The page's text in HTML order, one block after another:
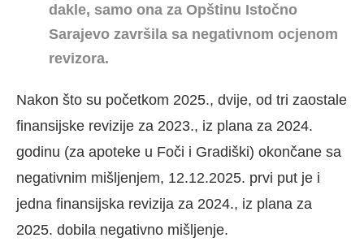
dakle, samo ona za Opštinu Istočno
Sarajevo završila sa negativnom ocjenom
revizora.
Nakon što su početkom 2025., dvije, od tri zaostale
finansijske revizije za 2023., iz plana za 2024.
godinu (za apoteke u Foči i Gradiški) okončane sa
negativnim mišljenjem, 12.12.2025. prvi put je i
jedna finansijska revizija za 2024., iz plana za
2025. dobila negativno mišljenje.